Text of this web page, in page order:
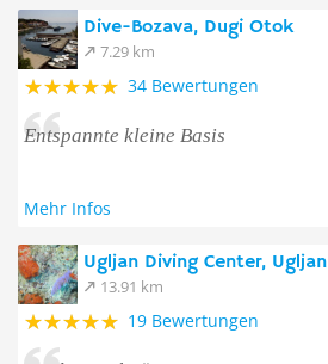
Dive-Bozava, Dugi Otok
7.29 km
34 Bewertungen
Entspannte kleine Basis
Mehr Infos
Ugljan Diving Center, Ugljan
13.91 km
19 Bewertungen